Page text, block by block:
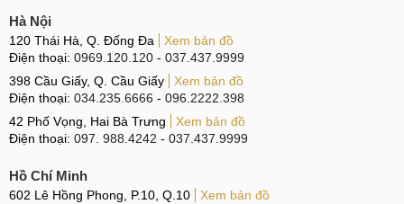
Hà Nội
120 Thái Hà, Q. Đống Đa
Xem bản đồ
Điện thoại: 0969.120.120 - 037.437.9999
398 Cầu Giấy, Q. Cầu Giấy
Xem bản đồ
Điện thoại: 034.235.6666 - 096.2222.398
42 Phố Vọng, Hai Bà Trưng
Xem bản đồ
Điện thoại: 097. 988.4242 - 037.437.9999
Hồ Chí Minh
602 Lê Hồng Phong, P.10, Q.10
Xem bản đồ